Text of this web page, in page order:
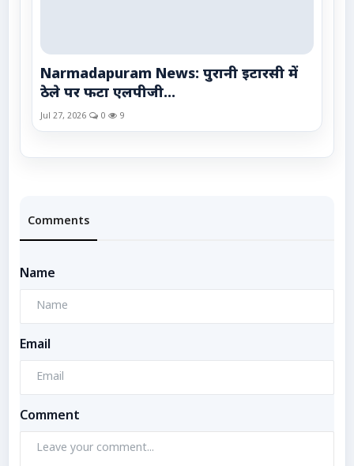
Narmadapuram News: पुरानी इटारसी में
ठेले पर फटा एलपीजी...
Jul 27, 2026 0 9
Comments
Name
Email
Comment